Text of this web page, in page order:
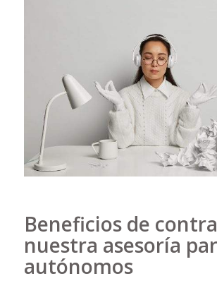
Beneficios de
nuestra asesoría
autónomos